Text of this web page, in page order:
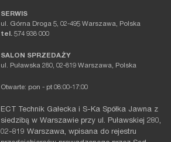
SERWIS
ul. Górna Droga 5, 02-495 Warszawa, Polska
tel. 574 938 000
SALON SPRZEDAŻY
ul. Puławska 280, 02-819 Warszawa, Polska
Otwarte: pon - pt 08:00-17:00
ECT Technik Gałecka i S-Ka Spółka Jawna z
siedzibą w Warszawie przy ul. Puławskiej 280,
02-819 Warszawa, wpisana do rejestru